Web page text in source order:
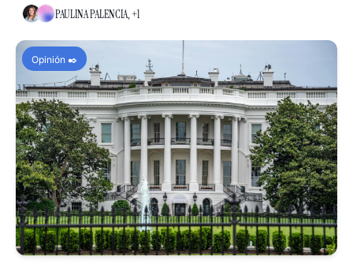
PAULINA PALENCIA, +1
Opinión ✒️